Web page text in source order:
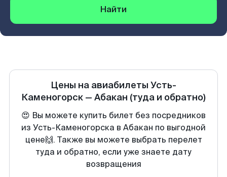
Найти
Цены на авиабилеты Усть-
Каменогорск — Абакан (туда и обратно)
😍 Вы можете купить билет без посредников
из Усть-Каменогорска в Абакан по выгодной
цене🙌. Также вы можете выбрать перелет
туда и обратно, если уже знаете дату
возвращения